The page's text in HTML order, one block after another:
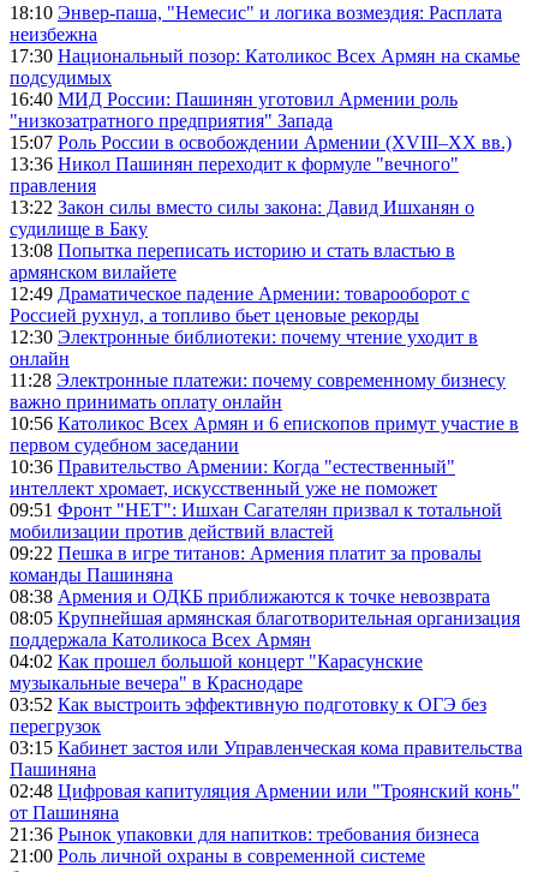
18:10 Энвер-паша, "Немесис" и логика возмездия: Расплата
неизбежна
17:30 Национальный позор: Католикос Всех Армян на скамье
подсудимых
16:40 МИД России: Пашинян уготовил Армении роль
"низкозатратного предприятия" Запада
15:07 Роль России в освобождении Армении (XVIII–XX вв.)
13:36 Никол Пашинян переходит к формуле "вечного"
правления
13:22 Закон силы вместо силы закона: Давид Ишханян о
судилище в Баку
13:08 Попытка переписать историю и стать властью в
армянском вилайете
12:49 Драматическое падение Армении: товарооборот с
Россией рухнул, а топливо бьет ценовые рекорды
12:30 Электронные библиотеки: почему чтение уходит в
онлайн
11:28 Электронные платежи: почему современному бизнесу
важно принимать оплату онлайн
10:56 Католикос Всех Армян и 6 епископов примут участие в
первом судебном заседании
10:36 Правительство Армении: Когда "естественный"
интеллект хромает, искусственный уже не поможет
09:51 Фронт "НЕТ": Ишхан Сагателян призвал к тотальной
мобилизации против действий властей
09:22 Пешка в игре титанов: Армения платит за провалы
команды Пашиняна
08:38 Армения и ОДКБ приближаются к точке невозврата
08:05 Крупнейшая армянская благотворительная организация
поддержала Католикоса Всех Армян
04:02 Как прошел большой концерт "Карасунские
музыкальные вечера" в Краснодаре
03:52 Как выстроить эффективную подготовку к ОГЭ без
перегрузок
03:15 Кабинет застоя или Управленческая кома правительства
Пашиняна
02:48 Цифровая капитуляция Армении или "Троянский конь"
от Пашиняна
21:36 Рынок упаковки для напитков: требования бизнеса
21:00 Роль личной охраны в современной системе